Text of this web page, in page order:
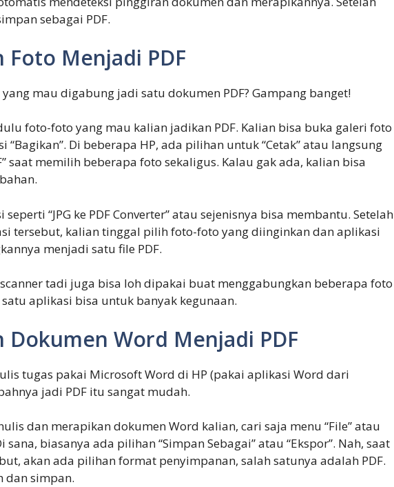
sebagai PDF.
Foto Menjadi PDF
mau digabung jadi satu dokumen PDF? Gampang banget!
foto-foto yang mau kalian jadikan PDF. Kalian bisa buka galeri foto
“Bagikan”. Di beberapa HP, ada pilihan untuk “Cetak” atau langsung
saat memilih beberapa foto sekaligus. Kalau gak ada, kalian bisa
“JPG ke PDF Converter” atau sejenisnya bisa membantu. Setelah
tersebut, kalian tinggal pilih foto-foto yang diinginkan dan aplikasi
menjadi satu file PDF.
tadi juga bisa loh dipakai buat menggabungkan beberapa foto
satu aplikasi bisa untuk banyak kegunaan.
Dokumen Word Menjadi PDF
tugas pakai Microsoft Word di HP (pakai aplikasi Word dari
jadi PDF itu sangat mudah.
dan merapikan dokumen Word kalian, cari saja menu “File” atau
biasanya ada pilihan “Simpan Sebagai” atau “Ekspor”. Nah, saat
akan ada pilihan format penyimpanan, salah satunya adalah PDF.
dan simpan.